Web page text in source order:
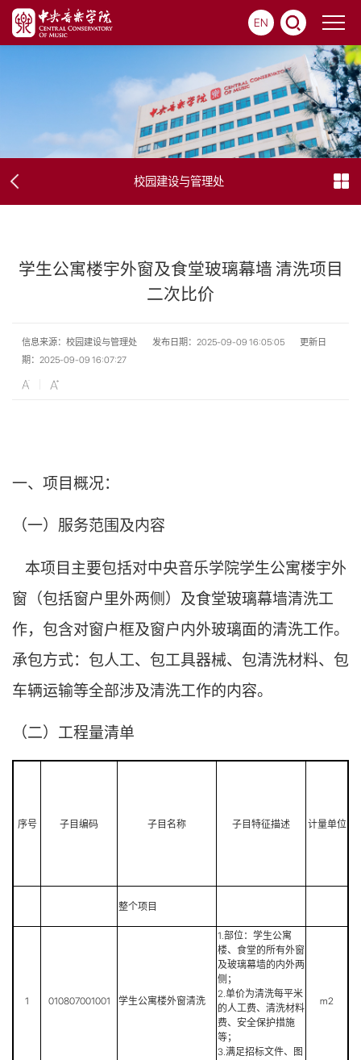
EN
校园建设与管理处
学生公寓楼宇外窗及食堂玻璃幕墙 清洗项目
二次比价
信息来源：校园建设与管理处 发布日期：2025-09-09 16:05:05
更新日
期：2025-09-09 16:07:27
一、项目概况：
（一）服务范围及内容
本项目主要包括对中央音乐学院学生公寓楼宇外
窗（包括窗户里外两侧）及食堂玻璃幕墙清洗工
作，包含对窗户框及窗户内外玻璃面的清洗工作。
承包方式：包人工、包工具器械、包清洗材料、包
车辆运输等全部涉及清洗工作的内容。
（二）工程量清单
序号 子目编码 子目名称 子目特征描述 计量单位
整个项目
1 010807001001 学生公寓楼外窗清洗
1.部位：学生公寓
楼、食堂的所有外窗
及玻璃幕墙的内外两
侧；
2.单价为清洗每平米
的人工费、清洗材料
费、安全保护措施
等；
3.满足招标文件、图
m2